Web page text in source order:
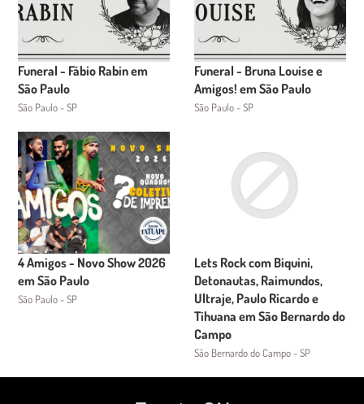
Funeral - Fábio Rabin em
São Paulo
São Paulo - SP
Funeral - Bruna Louise e
Amigos! em São Paulo
São Paulo - SP
4 Amigos - Novo Show 2026
em São Paulo
São Paulo - SP
Lets Rock com Biquini,
Detonautas, Raimundos,
Ultraje, Paulo Ricardo e
Tihuana em São Bernardo do
Campo
São Bernardo do Campo - SP